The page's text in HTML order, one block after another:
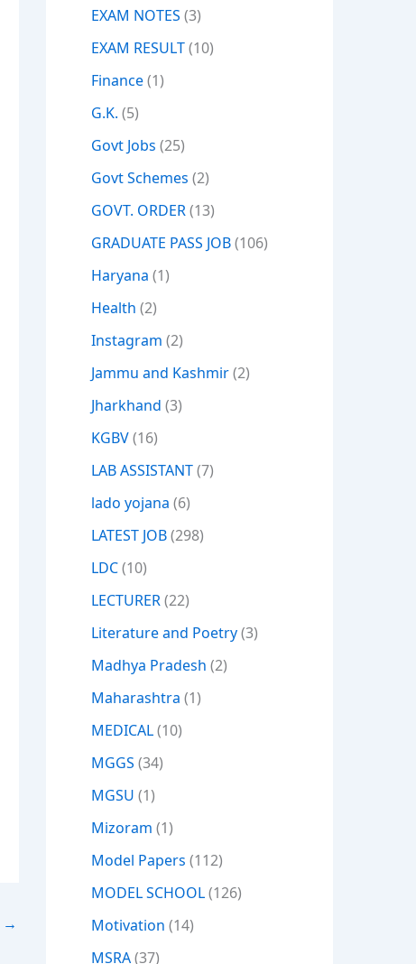
→
EXAM NOTES (3)
EXAM RESULT(10)
Finance(1)
G.K. (5)
Govt Jobs (25)
Govt Schemes (2)
GOVT. ORDER(13)
GRADUATE PASS JOB(106)
Haryana (1)
Health (2)
Instagram (2)
Jammu and Kashmir(2)
Jharkhand (3)
KGBV(16)
LAB ASSISTANT(7)
lado yojana (6)
LATEST JOB(298)
LDC(10)
LECTURER(22)
Literature and Poetry(3)
Madhya Pradesh (2)
Maharashtra (1)
MEDICAL(10)
MGGS (34)
MGSU (1)
Mizoram (1)
Model Papers (112)
MODEL SCHOOL(126)
Motivation (14)
MSRA(37)